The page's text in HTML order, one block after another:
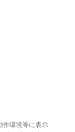
作環境等に表示